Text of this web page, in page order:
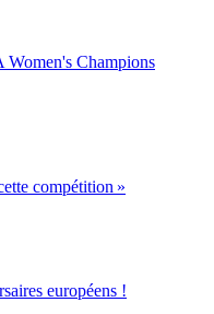
Women's Champions
compétition »
européens !